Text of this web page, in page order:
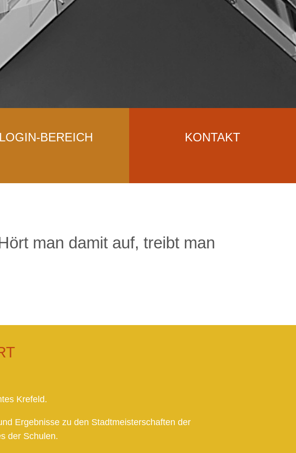
LOGIN-BEREICH KONTAKT
man damit auf, treibt man
Krefeld.
Ergebnisse zu den Stadtmeisterschaften der
der Schulen.